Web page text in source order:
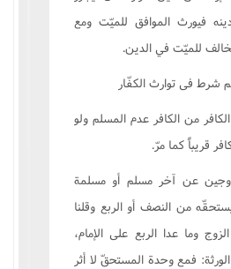
فيورث الموافق للميّت ومع
للميّت في الدين.
شرط فى توارث الکفّار
من الکافر عدم المسلم ولو
قريباً کما مرّ.
عن آخر مسلم أو مسلمة
من النصف أو الربع وقلنا
وما عدا الربع على الإمام،
فمع وحدة المستحقّ لا أثر